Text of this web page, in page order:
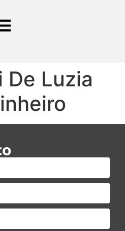
De Luzia